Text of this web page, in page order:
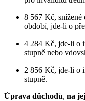
8 567 Kč, snížené
období, jde-li o
4 284 Kč, jde-li o
stupně nebo
2 856 Kč, jde-li o
stupně.
Úprava důchodů, na